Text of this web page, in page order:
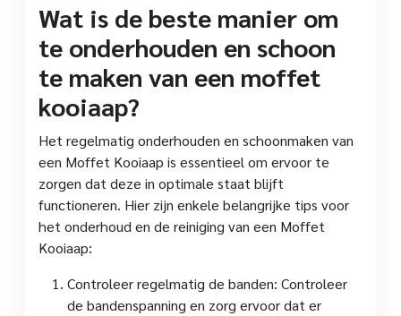
Wat is de beste manier om
te onderhouden en schoon
te maken van een moffet
kooiaap?
Het regelmatig onderhouden en schoonmaken van
een Moffet Kooiaap is essentieel om ervoor te
zorgen dat deze in optimale staat blijft
functioneren. Hier zijn enkele belangrijke tips voor
het onderhoud en de reiniging van een Moffet
Kooiaap:
Controleer regelmatig de banden: Controleer
de bandenspanning en zorg ervoor dat er